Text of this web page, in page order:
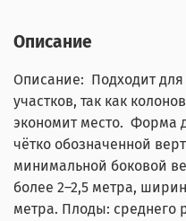
Описание
Описание: Подходит
участков, так как
экономит место. Форма
чётко обозначенной
минимальной боковой
более 2–2,5 метра,
метра. Плоды: среднего